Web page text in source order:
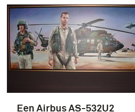
Een Airbus AS-532U2